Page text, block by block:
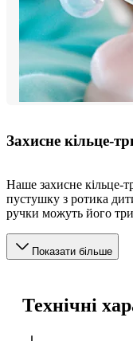
Захисне кільце-
Наше захисне кільце-
пустушку з ротика
ручки можуть його
Показати більше
Технічні